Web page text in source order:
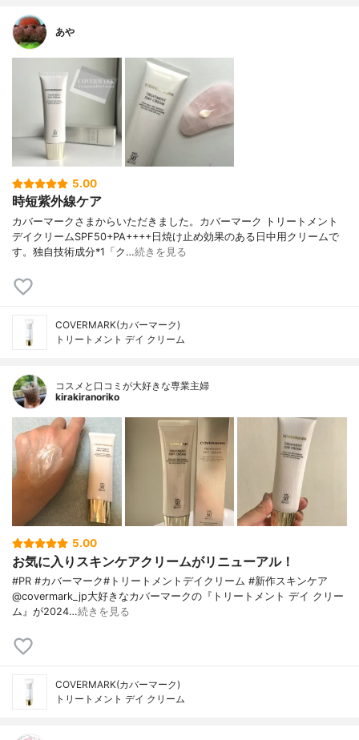
0、香料、BHT、テトラ(ジ-t-ブチルヒドロ
キシヒドロケイヒ酸)ペンタエリスリチル、
トコフェロール、フェノキシエタノール、
メチルパラベン、トウガラシ果実エキス
あや
5.00
時短紫外線ケア
カバーマークさまからいただきました。カバーマーク トリートメント
デイクリームSPF50+PA++++日焼け止め効果のある日中用クリームで
す。独自技術成分*1「ク…続きを見る
COVERMARK(カバーマーク)
トリートメント デイ クリーム
コスメと口コミが大好きな専業主婦
kirakiranoriko
5.00
お気に入りスキンケアクリームがリニューアル！
#PR #カバーマーク#トリートメントデイクリーム #新作スキンケア
@covermark_jp大好きなカバーマークの『トリートメント デイ クリー
ム』が2024…続きを見る
COVERMARK(カバーマーク)
トリートメント デイ クリーム